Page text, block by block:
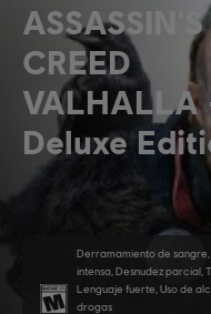
Derramamiento de
intensa, Desnudez parcial,
Lenguaje fuerte, Uso de
drogas
ASSASSIN'S
CREED
VALHALLA
Deluxe